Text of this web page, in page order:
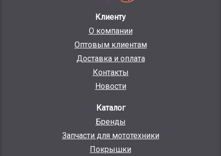
Клиенту
О компании
Оптовым клиентам
Доставка и оплата
Контакты
Новости
Каталог
Бренды
Запчасти для мототехники
Покрышки